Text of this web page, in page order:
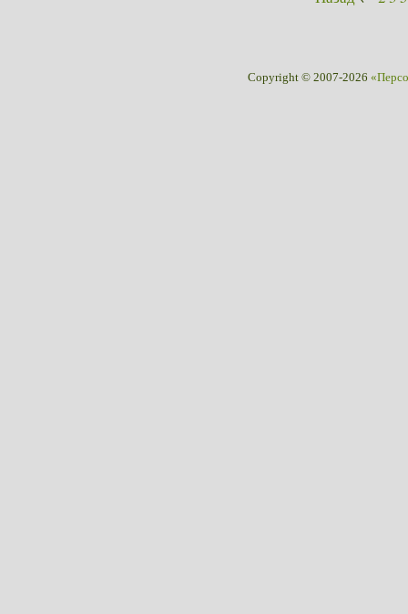
Copyright © 2007-2026